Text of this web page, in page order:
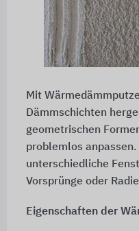
Mit
Dämmschichten
geometrischen
problemlos anpassen.
unterschiedliche
Vorsprünge oder
Eigenschaften der